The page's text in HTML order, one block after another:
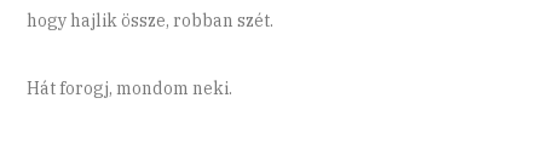
hogy hajlik össze, robban szét.
Hát forogj, mondom neki.